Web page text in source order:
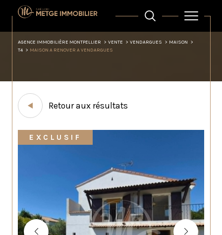
AGENCE IMMOBILIÈRE MONTPELLIER VENTE VENDARGUES
MAISON
T4
MAISON A RENOVER A VENDARGUES
Retour aux résultats
EXCLUSIF